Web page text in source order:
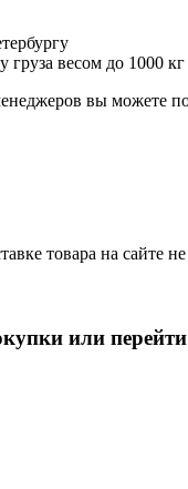
груза весом до 1000 кг
вы можете
товара на сайте
или